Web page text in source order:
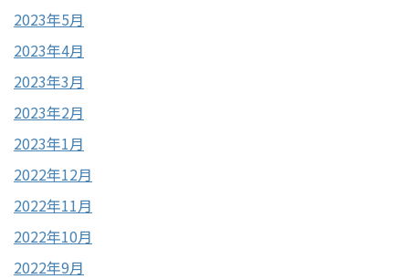
2023年5月
2023年4月
2023年3月
2023年2月
2023年1月
2022年12月
2022年11月
2022年10月
2022年9月